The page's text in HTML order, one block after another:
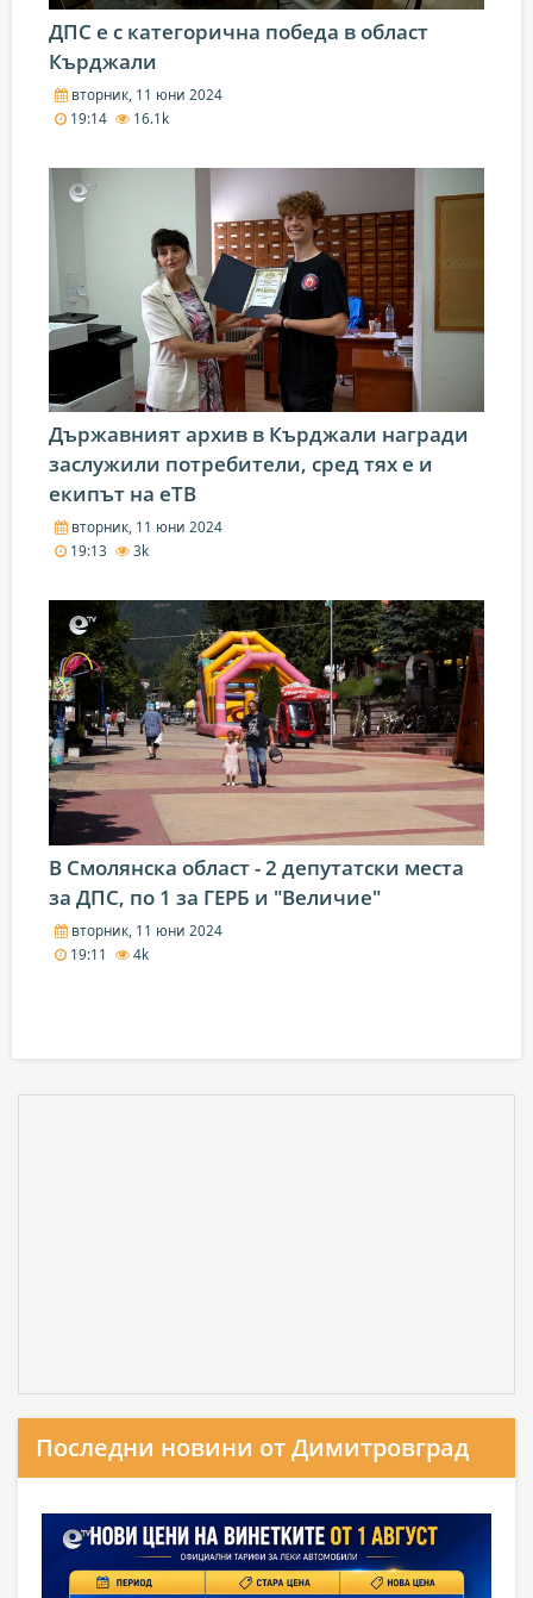
ДПС е с категорична победа в област
Кърджали
вторник, 11 юни 2024
19:14
16.1k
Държавният архив в Кърджали награди
заслужили потребители, сред тях е и
екипът на еТВ
вторник, 11 юни 2024
19:13
3k
В Смолянска област - 2 депутатски места
за ДПС, по 1 за ГЕРБ и "Величие"
вторник, 11 юни 2024
19:11
4k
Последни новини от Димитровград